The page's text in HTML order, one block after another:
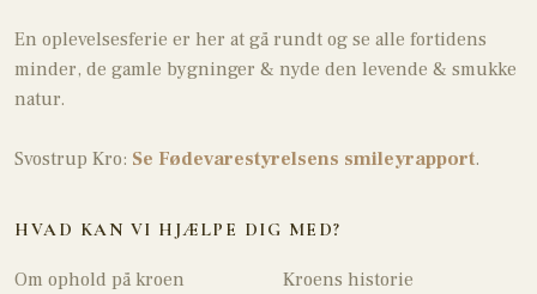
En oplevelsesferie er her at gå rundt og se alle fortidens
minder, de gamle bygninger & nyde den levende & smukke
natur.
Svostrup Kro: Se Fødevarestyrelsens smileyrapport.
HVAD KAN VI HJÆLPE DIG MED?
Om ophold på kroen
Kroens historie